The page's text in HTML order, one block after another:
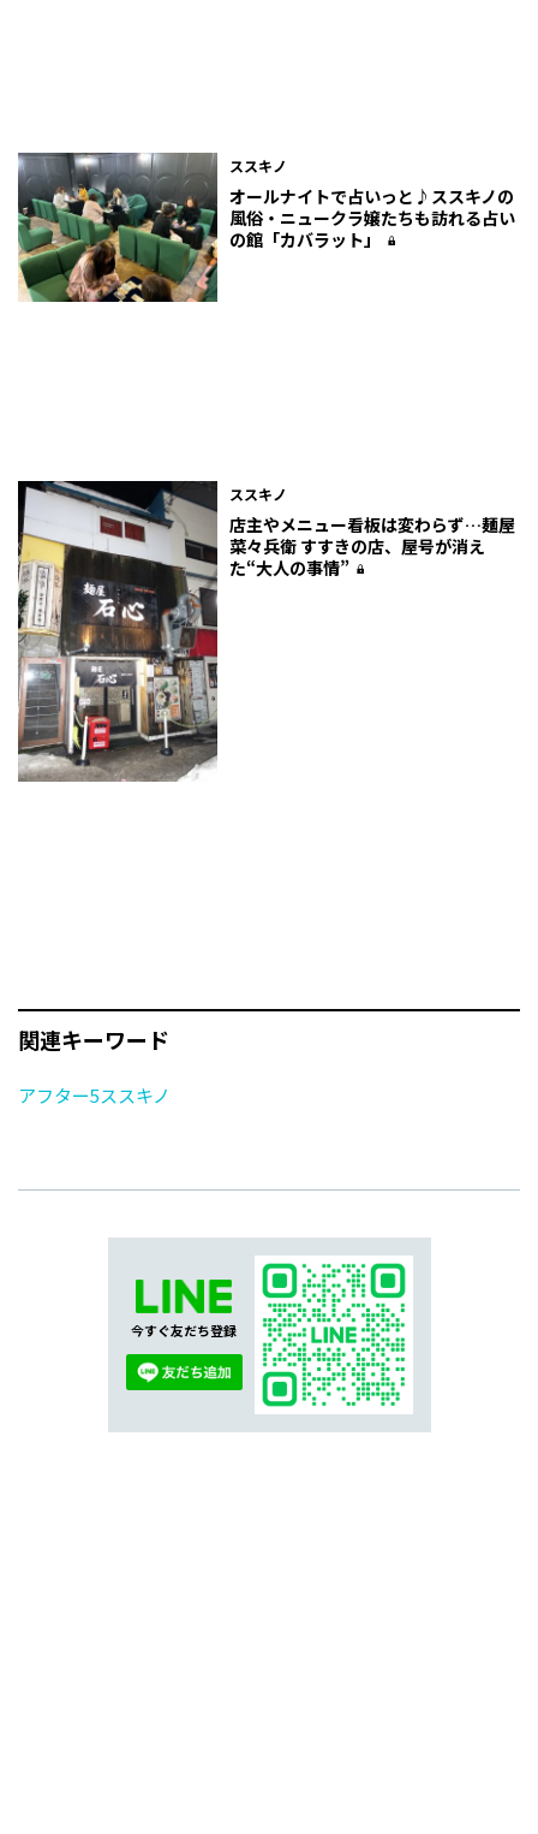
ススキノ
オールナイトで占いっと♪ススキノの
風俗・ニュークラ嬢たちも訪れる占い
の館「カバラット」
ススキノ
店主やメニュー看板は変わらず…麺屋
菜々兵衛 すすきの店、屋号が消え
た“大人の事情”
関連キーワード
アフター5ススキノ
今すぐ友だち登録